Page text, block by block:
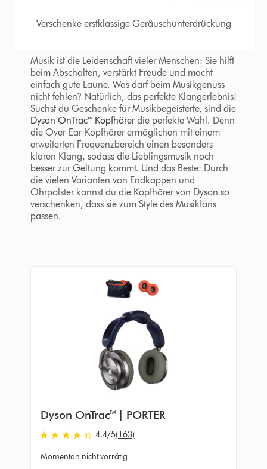
Verschenke erstklassige Geräuschunterdrückung
Musik ist die Leidenschaft vieler Menschen: Sie hilft
beim Abschalten, verstärkt Freude und macht
einfach gute Laune. Was darf beim Musikgenuss
nicht fehlen? Natürlich, das perfekte Klangerlebnis!
Suchst du Geschenke für Musikbegeisterte, sind die
Dyson OnTrac™ Kopfhörerdie perfekte Wahl. Denn
die Over-Ear-Kopfhörer ermöglichen mit einem
erweiterten Frequenzbereich einen besonders
klaren Klang, sodass die Lieblingsmusik noch
besser zur Geltung kommt. Und das Beste: Durch
die vielen Varianten von Endkappen und
Ohrpolster kannst du die Kopfhörer von Dyson so
verschenken, dass sie zum Style des Musikfans
passen.
Dyson OnTrac™ | PORTER
4.4
von
4.4/5(163)
Momentan nicht vorrätig